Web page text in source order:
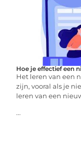
Hoe je effectief een
Het leren van een
zijn, vooral als je
leren van een
...